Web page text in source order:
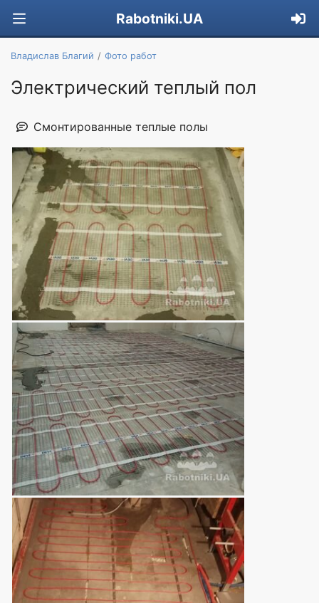
Rabotniki.UA
Владислав Благий Фото работ
Электрический теплый пол
Смонтированные теплые полы